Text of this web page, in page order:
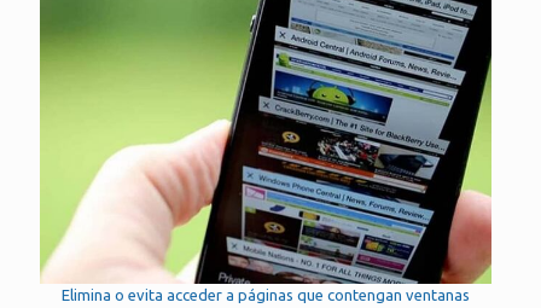
Elimina o evita acceder a páginas que contengan ventanas